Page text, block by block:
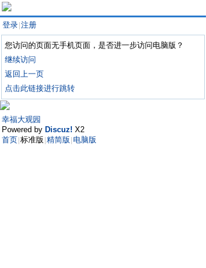
登录 注册
您访问的页面无手机页面，是否进一步访问电脑版？
继续访问
返回上一页
点击此链接进行跳转
幸福大观园
Powered by Discuz! X2
首页 标准版 精简版 电脑版